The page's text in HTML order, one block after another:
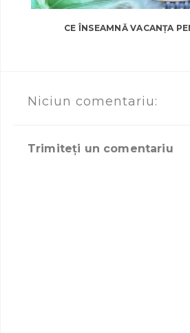
CE ÎNSEAMNĂ VACANȚA
Niciun comentariu:
Trimiteți un comentariu